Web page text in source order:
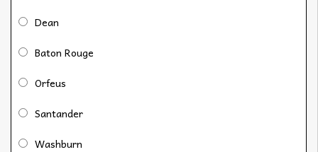
Dean
Baton Rouge
Orfeus
Santander
Washburn